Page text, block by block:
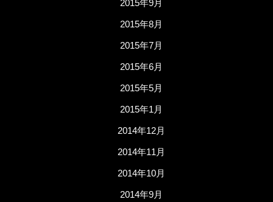
2015年9月
2015年8月
2015年7月
2015年6月
2015年5月
2015年1月
2014年12月
2014年11月
2014年10月
2014年9月